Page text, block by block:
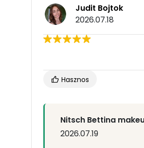
Judit Bojtok
2026.07.18
Hasznos
Nitsch Bettina
2026.07.19